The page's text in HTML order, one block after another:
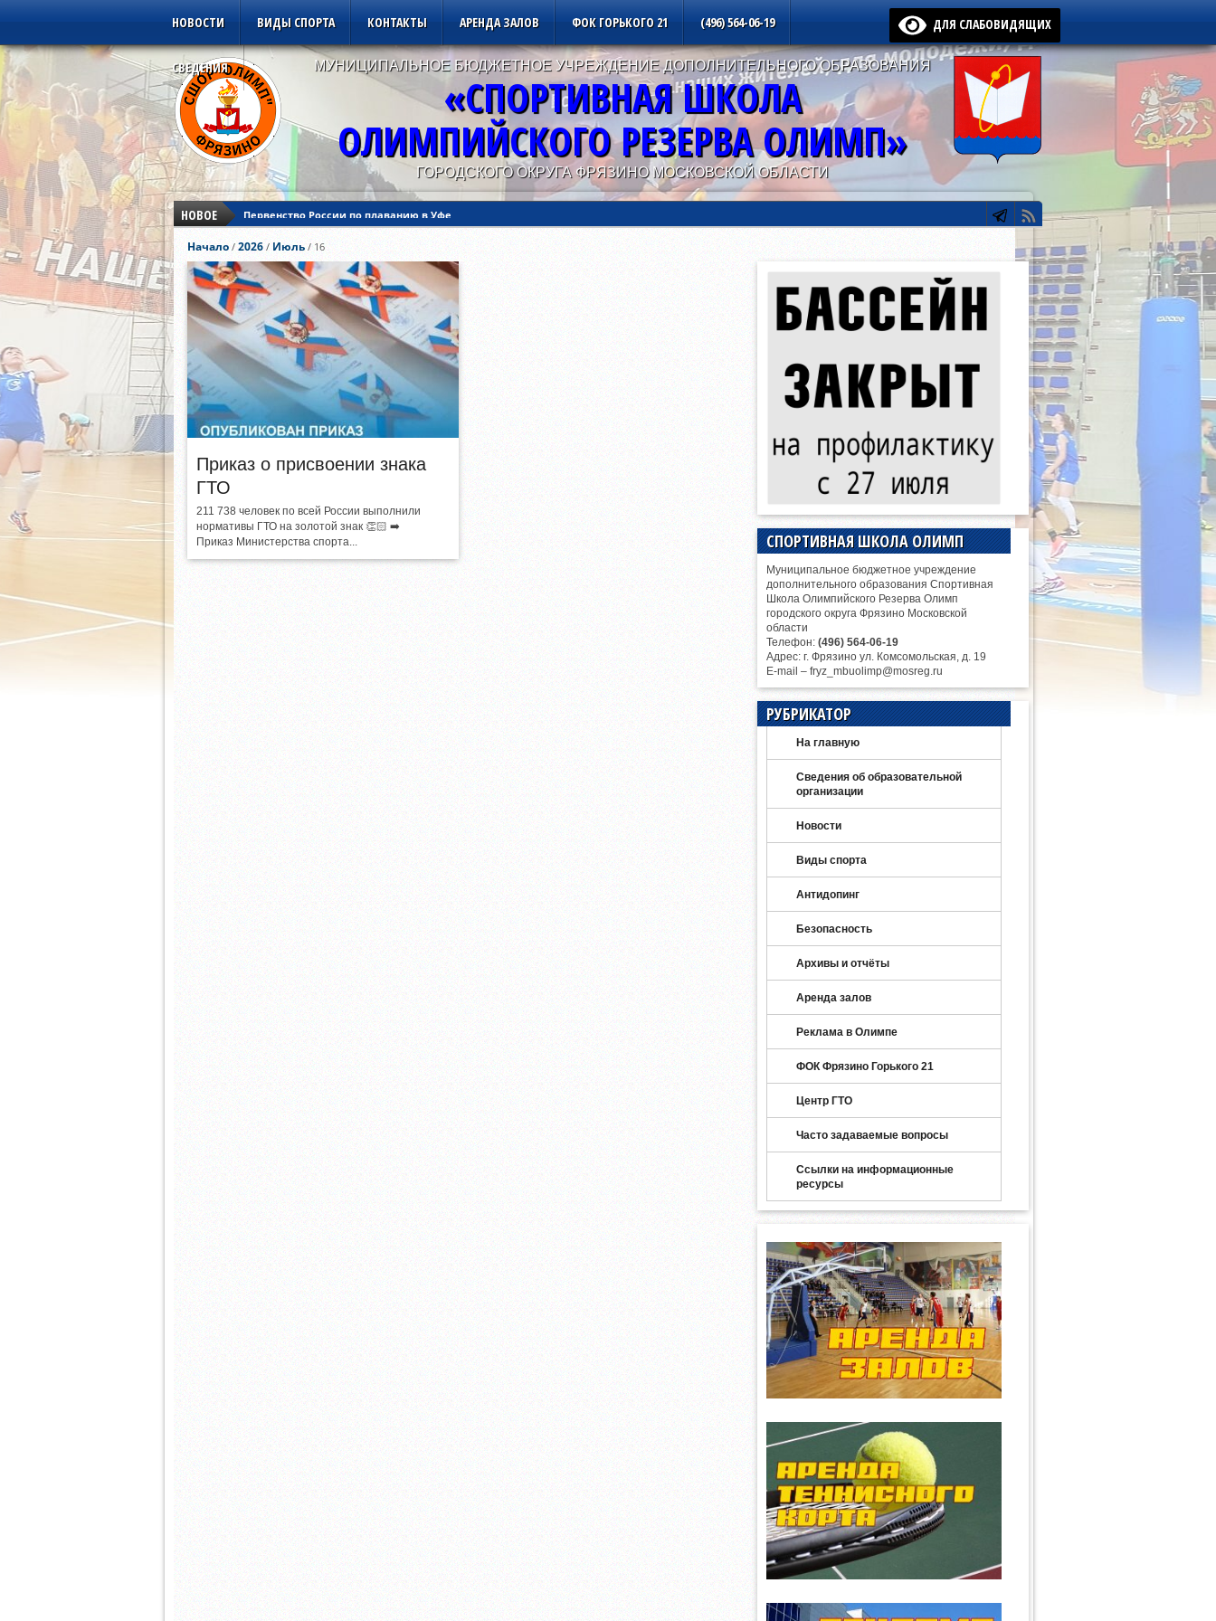
НОВОСТИ ВИДЫ СПОРТА КОНТАКТЫ АРЕНДА ЗАЛОВ ФОК ГОРЬКОГО 21 (496) 564-06-19
СВЕДЕНИЯ
ДЛЯ СЛАБОВИДЯЩИХ
МУНИЦИПАЛЬНОЕ БЮДЖЕТНОЕ УЧРЕЖДЕНИЕ ДОПОЛНИТЕЛЬНОГО ОБРАЗОВАНИЯ
«СПОРТИВНАЯ ШКОЛА
ОЛИМПИЙСКОГО РЕЗЕРВА ОЛИМП»
ГОРОДСКОГО ОКРУГА ФРЯЗИНО МОСКОВСКОЙ ОБЛАСТИ
НОВОЕ
Первенство России по плаванию в Уфе
Кубок Азии по дзюдо
Кубок Европы по дзюдо
Первенство России по плаванию в Калуге
Начало / 2026 / Июль / 16
Приказ о присвоении знака
ГТО
211 738 человек по всей России выполнили
нормативы ГТО на золотой знак 👏🏻 ➡️
Приказ Министерства спорта...
СПОРТИВНАЯ ШКОЛА ОЛИМП
Муниципальное бюджетное учреждение
дополнительного образования Спортивная
Школа Олимпийского Резерва Олимп
городского округа Фрязино Московской
области
Телефон: (496) 564-06-19
Адрес: г. Фрязино ул. Комсомольская, д. 19
E-mail – fryz_mbuolimp@mosreg.ru
РУБРИКАТОР
На главную
Сведения об образовательной
организации
Новости
Виды спорта
Антидопинг
Безопасность
Архивы и отчёты
Аренда залов
Реклама в Олимпе
ФОК Фрязино Горького 21
Центр ГТО
Часто задаваемые вопросы
Ссылки на информационные
ресурсы